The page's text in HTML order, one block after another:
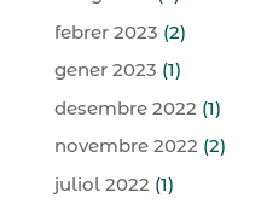
febrer 2023 (2)
gener 2023 (1)
desembre 2022 (1)
novembre 2022 (2)
juliol 2022 (1)